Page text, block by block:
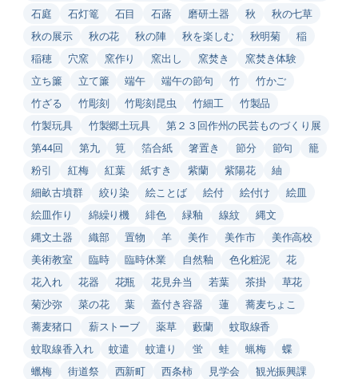
石庭
石灯篭 石目 石蕗 磨研土器 秋
秋の七草
秋の展示
秋の花 秋の陣 秋を楽しむ 秋明菊
稲
稲穂
穴窯 窯作り 窯出し 窯焚き
窯焚き体験
立ち簾
立て簾 端午 端午の節句 竹
竹かご
竹ざる
竹彫刻 竹彫刻昆虫 竹細工
竹製品
竹製玩具
竹製郷土玩具
第２３回作州の民芸ものづくり展
第44回
第九 筧 箔合紙 箸置き 節分 節句
籠
粉引
紅梅 紅葉 紙すき 紫蘭 紫陽花
紬
細畝古墳群
絞り染 絵ことば 絵付 絵付け
絵皿
絵皿作り
綿繰り機 緋色 緑釉 線紋
縄文
縄文土器
織部 置物 羊 美作 美作市
美作高校
美術教室
臨時 臨時休業 自然釉 色化粧泥
花
花入れ
花器 花瓶 花見弁当 若葉 茶掛
草花
菊沙弥
菜の花 葉 蓋付き容器 蓮
蕎麦ちょこ
蕎麦猪口
薪ストーブ 薬草 藪蘭
蚊取線香
蚊取線香入れ
蚊遣 蚊遣り 蛍 蛙 蝋梅
蝶
蠟梅
街道祭 西新町 西条柿 見学会
観光振興課